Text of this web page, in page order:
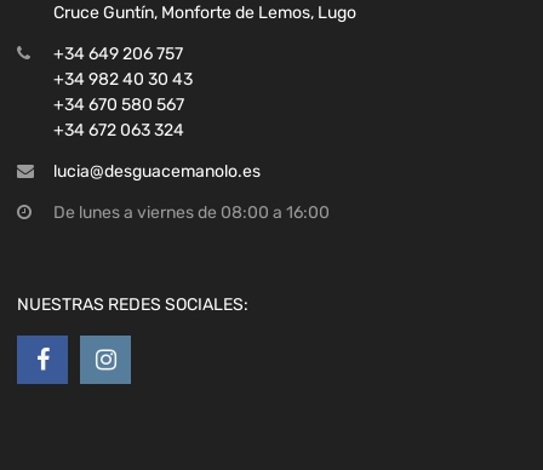
Cruce Guntín, Monforte de Lemos, Lugo
+34 649 206 757
+34 982 40 30 43
+34 670 580 567
+34 672 063 324
lucia@desguacemanolo.es
De lunes a viernes de 08:00 a 16:00
NUESTRAS REDES SOCIALES: